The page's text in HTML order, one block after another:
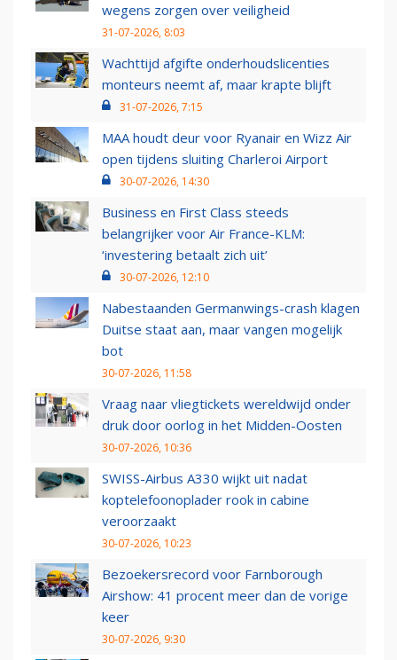
wegens zorgen over veiligheid
31-07-2026, 8:03
Wachttijd afgifte onderhoudslicenties
monteurs neemt af, maar krapte blijft
31-07-2026, 7:15
MAA houdt deur voor Ryanair en Wizz Air
open tijdens sluiting Charleroi Airport
30-07-2026, 14:30
Business en First Class steeds
belangrijker voor Air France-KLM:
‘investering betaalt zich uit’
30-07-2026, 12:10
Nabestaanden Germanwings-crash klagen
Duitse staat aan, maar vangen mogelijk
bot
30-07-2026, 11:58
Vraag naar vliegtickets wereldwijd onder
druk door oorlog in het Midden-Oosten
30-07-2026, 10:36
SWISS-Airbus A330 wijkt uit nadat
koptelefoonoplader rook in cabine
veroorzaakt
30-07-2026, 10:23
Bezoekersrecord voor Farnborough
Airshow: 41 procent meer dan de vorige
keer
30-07-2026, 9:30